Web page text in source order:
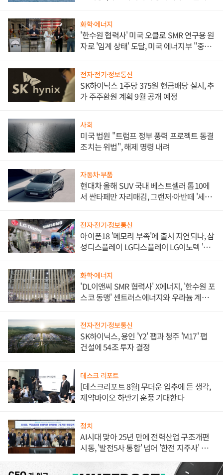
화학·에너지
'한수원 협력사' 미국 오클로 SMR 연구용 원
자로 '임계 상태' 도달, 미국 에너지부 "중요
전자·전기·정보통신
SK하이닉스 1주당 375원 현금배당 실시, 추
가 주주환원 계획 9월 공개 예정
사회
미국 법원 "트럼프 정부 풍력 프로젝트 동결
조치는 위법", 해제 명령 내려
자동차·부품
현대차 올해 SUV 국내 베스트셀러 톱10에
서 싼타페만 자리매김, 그랜저·아반떼 '세단
전자·전기·정보통신
아이폰18 '메모리 부족'에 출시 지연되나, 삼
성디스플레이 LG디스플레이 LG이노텍 '탈
화학·에너지
'DL이앤씨 SMR 협력사' X에너지, '한수원 포
스코 동맹' 센트러스에너지와 우라늄 계약
전자·전기·정보통신
SK하이닉스, 용인 'Y2' 팹과 청주 'M17' 팹
건설에 54조 투자 결정
데스크 리포트
[데스크리포트 8월] 무더운 입추에 든 생각,
제약바이오 하반기 훈풍 기대한다
정치
AI시대 맞아 25년 만에 전력산업 구조개편
시동, '발전5사 통합' 넘어 '한전 지주사' 재편